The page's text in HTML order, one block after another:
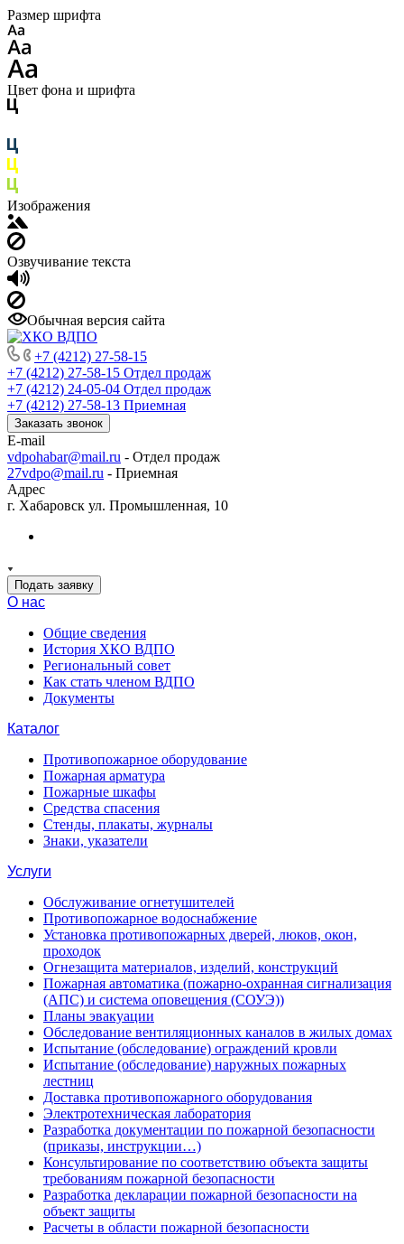
Размер шрифта
Цвет фона и шрифта
Изображения
Озвучивание текста
Обычная версия сайта
+7 (4212) 27-58-15
+7 (4212) 27-58-15 Отдел продаж
+7 (4212) 24-05-04 Отдел продаж
+7 (4212) 27-58-13 Приемная
Заказать звонок
E-mail
vdpohabar@mail.ru - Отдел продаж
27vdpo@mail.ru - Приемная
Адрес
г. Хабаровск ул. Промышленная, 10
Подать заявку
О нас
Общие сведения
История ХКО ВДПО
Региональный совет
Как стать членом ВДПО
Документы
Каталог
Противопожарное оборудование
Пожарная арматура
Пожарные шкафы
Средства спасения
Стенды, плакаты, журналы
Знаки, указатели
Услуги
Обслуживание огнетушителей
Противопожарное водоснабжение
Установка противопожарных дверей, люков, окон,
проходок
Огнезащита материалов, изделий, конструкций
Пожарная автоматика (пожарно-охранная сигнализация
(АПС) и система оповещения (СОУЭ))
Планы эвакуации
Обследование вентиляционных каналов в жилых домах
Испытание (обследование) ограждений кровли
Испытание (обследование) наружных пожарных
лестниц
Доставка противопожарного оборудования
Электротехническая лаборатория
Разработка документации по пожарной безопасности
(приказы, инструкции…)
Консультирование по соответствию объекта защиты
требованиям пожарной безопасности
Разработка декларации пожарной безопасности на
объект защиты
Расчеты в области пожарной безопасности